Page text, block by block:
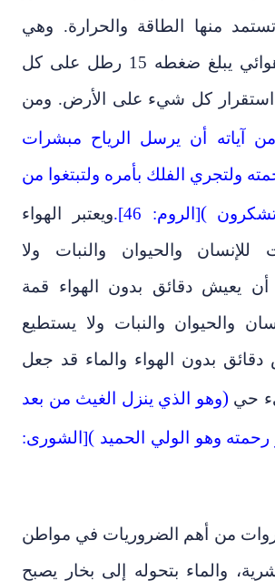
منها الطاقة والحرارة. وهي
محاطة بغلاف هوائي يبلغ ضغطه 15 رطل على كل
استقرار كل شيء على الأرض. ومن
آياته أن يرسل الرياح مبشرات
ولتجري الفلك بأمره ولتبتغوا من
([الروم: 46].
ويعتبر الهواء
للإنسان والحيوان والنبات ولا
يعيش دقائق بدون الهواء قمة
والحيوان والنبات ولا يستطيع
بدون الهواء والماء قد جعل
حي )وهو الذي ينزل الغيث من بعد
وهو الولي الحميد ([الشورى:
من أهم الضروريات في مواطن
والماء بتحوله إلى بخار يصبح